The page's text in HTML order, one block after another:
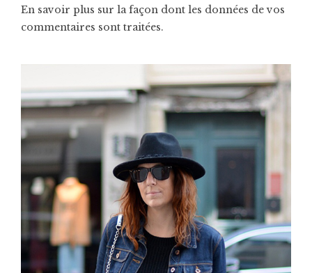
En savoir plus sur la façon dont les données de vos
commentaires sont traitées.